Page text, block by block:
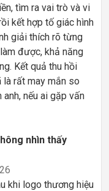
tìm ra vai trò và vi
kết hợp tố giác hình
giải thích rõ từng
được, khả năng
Kết quả thu hồi
rất may mắn so
anh, nếu ai gặp vấn
nhìn thấy
khi logo thương hiệu